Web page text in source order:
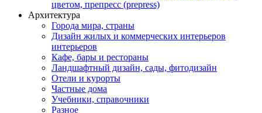
цветом, препресс (prepress)
Архитектура
Города мира, страны
Дизайн жилых и коммерческих интерьеров
интерьеров
Кафе, бары и рестораны
Ландшафтный дизайн, сады, фитодизайн
Отели и курорты
Частные дома
Учебники, справочники
Разное